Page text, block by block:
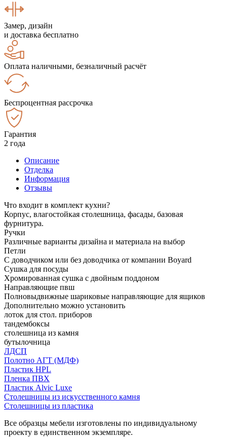
Замер, дизайн
и доставка бесплатно
Оплата наличными, безналичный расчёт
Беспроцентная рассрочка
Гарантия
2 года
Описание
Отделка
Информация
Отзывы
Что входит в комплект кухни?
Корпус, влагостойкая столешница, фасады, базовая
фурнитура.
Ручки
Различные варианты дизайна и материала на выбор
Петли
С доводчиком или без доводчика от компании Boyard
Сушка для посуды
Хромированная сушка с двойным поддоном
Направляющие пвш
Полновыдвижные шариковые направляющие для ящиков
Дополнительно можно установить
лоток для стол. приборов
тандембоксы
столешница из камня
бутылочница
ЛДСП
Полотно АГТ (МДФ)
Пластик HPL
Пленка ПВХ
Пластик Alvic Luxe
Столешницы из искусственного камня
Столешницы из пластика
Все образцы мебели изготовлены по индивидуальному
проекту в единственном экземпляре.